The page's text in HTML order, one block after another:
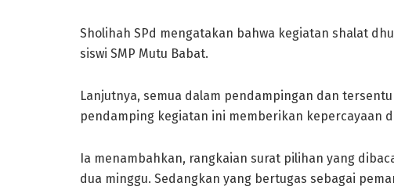
Sholihah SPd mengatakan bahwa kegiatan shalat
siswi SMP Mutu Babat.
Lanjutnya, semua dalam pendampingan dan
pendamping kegiatan ini memberikan kepercayaan
Ia menambahkan, rangkaian surat pilihan yang
dua minggu. Sedangkan yang bertugas sebagai